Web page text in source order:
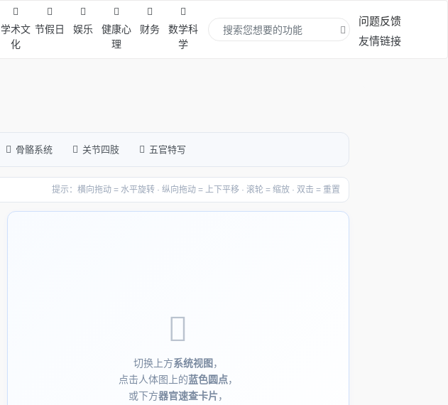
学术文
化
节假日 娱乐
健康心
理
财务
数学科
学
问题反馈
友情链接
骨骼系统 关节四肢 五官特写
提示：横向拖动 = 水平旋转 · 纵向拖动 = 上下平移 · 滚轮 = 缩放 · 双击 = 重置
切换上方系统视图，
点击人体图上的蓝色圆点，
或下方器官速查卡片，